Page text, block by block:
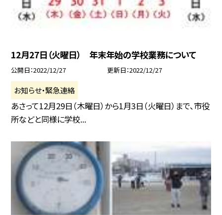
12月27日（火曜日） 年末年始の学校業務について
公開日 2022/12/27 更新日 2022/12/27
お知らせ・緊急連絡
あさって12月29日（木曜日）から1月3日（火曜日）まで、市役
所などと同様に学校...